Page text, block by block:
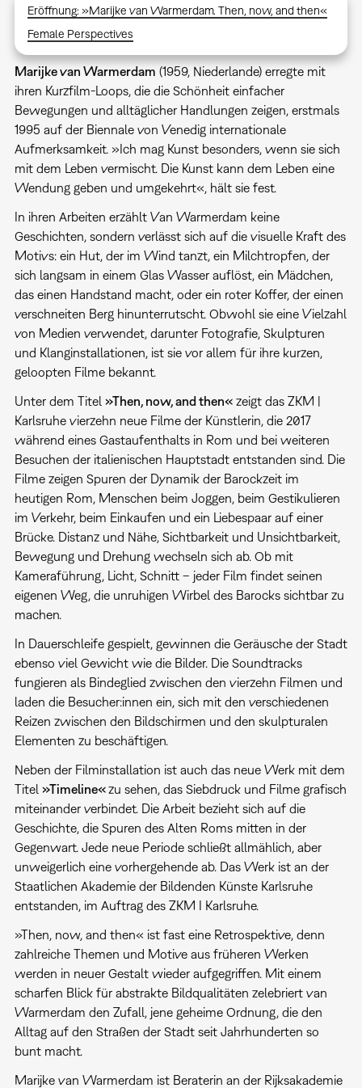
Eröffnung: »Marijke van Warmerdam. Then, now, and then«
Female Perspectives
Marijke van Warmerdam (1959, Niederlande) erregte mit
ihren Kurzfilm-Loops, die die Schönheit einfacher
Bewegungen und alltäglicher Handlungen zeigen, erstmals
1995 auf der Biennale von Venedig internationale
Aufmerksamkeit. »Ich mag Kunst besonders, wenn sie sich
mit dem Leben vermischt. Die Kunst kann dem Leben eine
Wendung geben und umgekehrt«, hält sie fest.
In ihren Arbeiten erzählt Van Warmerdam keine
Geschichten, sondern verlässt sich auf die visuelle Kraft des
Motivs: ein Hut, der im Wind tanzt, ein Milchtropfen, der
sich langsam in einem Glas Wasser auflöst, ein Mädchen,
das einen Handstand macht, oder ein roter Koffer, der einen
verschneiten Berg hinunterrutscht. Obwohl sie eine Vielzahl
von Medien verwendet, darunter Fotografie, Skulpturen
und Klanginstallationen, ist sie vor allem für ihre kurzen,
geloopten Filme bekannt.
Unter dem Titel »Then, now, and then«zeigt das ZKM |
Karlsruhe vierzehn neue Filme der Künstlerin, die 2017
während eines Gastaufenthalts in Rom und bei weiteren
Besuchen der italienischen Hauptstadt entstanden sind. Die
Filme zeigen Spuren der Dynamik der Barockzeit im
heutigen Rom, Menschen beim Joggen, beim Gestikulieren
im Verkehr, beim Einkaufen und ein Liebespaar auf einer
Brücke. Distanz und Nähe, Sichtbarkeit und Unsichtbarkeit,
Bewegung und Drehung wechseln sich ab. Ob mit
Kameraführung, Licht, Schnitt – jeder Film findet seinen
eigenen Weg, die unruhigen Wirbel des Barocks sichtbar zu
machen.
In Dauerschleife gespielt, gewinnen die Geräusche der Stadt
ebenso viel Gewicht wie die Bilder. Die Soundtracks
fungieren als Bindeglied zwischen den vierzehn Filmen und
laden die Besucher:innen ein, sich mit den verschiedenen
Reizen zwischen den Bildschirmen und den skulpturalen
Elementen zu beschäftigen.
Neben der Filminstallation ist auch das neue Werk mit dem
Titel »Timeline«zu sehen, das Siebdruck und Filme grafisch
miteinander verbindet. Die Arbeit bezieht sich auf die
Geschichte, die Spuren des Alten Roms mitten in der
Gegenwart. Jede neue Periode schließt allmählich, aber
unweigerlich eine vorhergehende ab. Das Werk ist an der
Staatlichen Akademie der Bildenden Künste Karlsruhe
entstanden, im Auftrag des ZKM I Karlsruhe.
»Then, now, and then« ist fast eine Retrospektive, denn
zahlreiche Themen und Motive aus früheren Werken
werden in neuer Gestalt wieder aufgegriffen. Mit einem
scharfen Blick für abstrakte Bildqualitäten zelebriert van
Warmerdam den Zufall, jene geheime Ordnung, die den
Alltag auf den Straßen der Stadt seit Jahrhunderten so
bunt macht.
Marijke van Warmerdam ist Beraterin an der Rijksakademie